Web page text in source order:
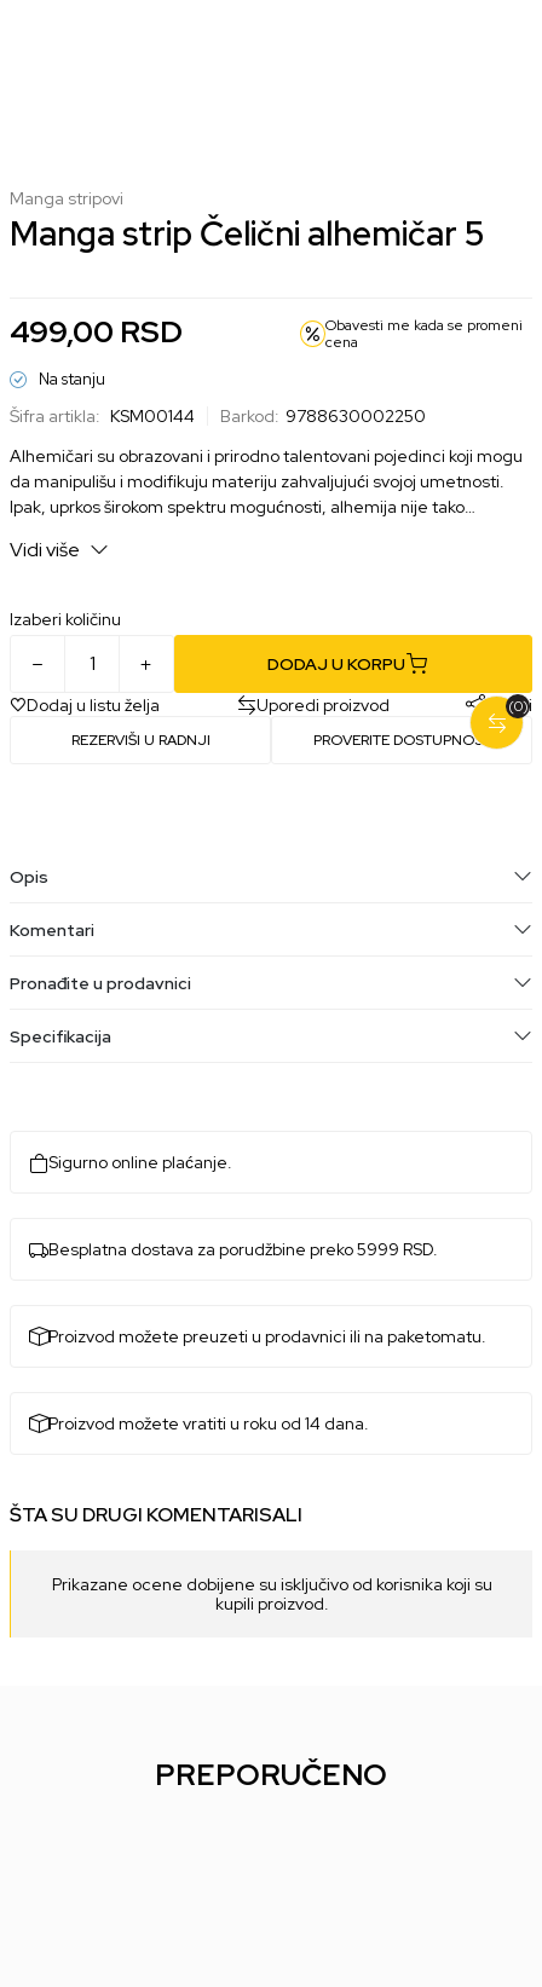
Manga stripovi
Manga strip Čelični alhemičar 5
499,00 RSD
Obavesti me kada se promeni
cena
Na stanju
Šifra artikla: KSM00144 Barkod: 9788630002250
Alhemičari su obrazovani i prirodno talentovani pojedinci koji mogu
da manipulišu i modifikuju materiju zahvaljujući svojoj umetnosti.
Ipak, uprkos širokom spektru mogućnosti, alhemija nije tako
strogo zabranjena, a ko god to pokuša rizikuje teške posledice.
Vidi više
Izaberi količinu
DODAJ U KORPU
Dodaj u listu želja
Uporedi proizvod Podeli
REZERVIŠI U RADNJI PROVERITE DOSTUPNOST
(0)
Opis
Komentari
Pronađite u prodavnici
Specifikacija
Sigurno online plaćanje.
Besplatna dostava za porudžbine preko 5999 RSD.
Proizvod možete preuzeti u prodavnici ili na paketomatu.
Proizvod možete vratiti u roku od 14 dana.
ŠTA SU DRUGI KOMENTARISALI
Prikazane ocene dobijene su isključivo od korisnika koji su
kupili proizvod.
PREPORUČENO